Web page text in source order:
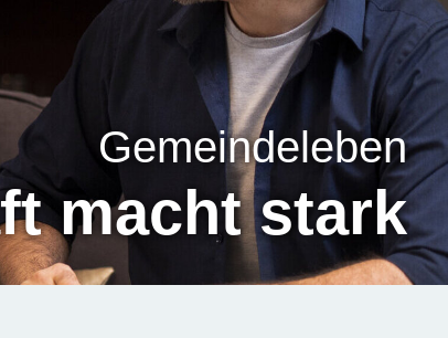
Gemeindeleben
macht stark